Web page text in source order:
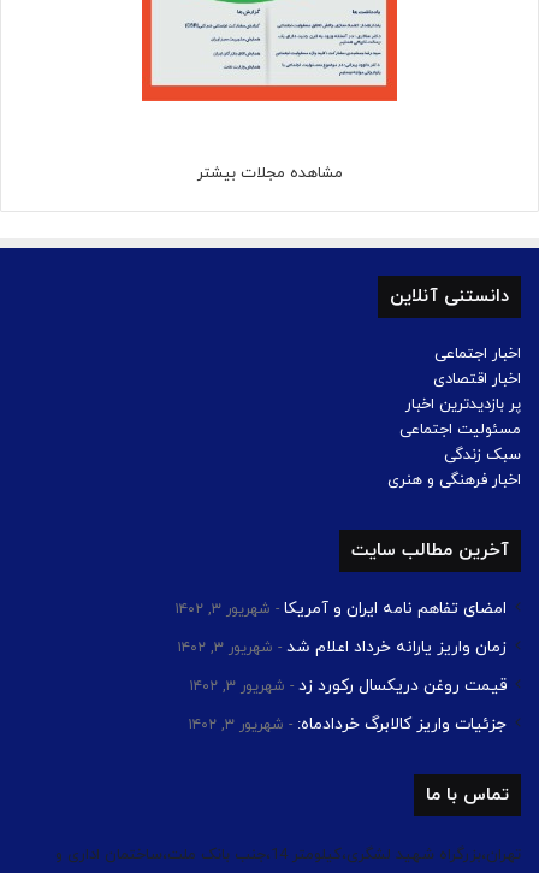
مشاهده مجلات بیشتر
دانستنی آنلاین
اخبار اجتماعی
اخبار اقتصادی
پر بازدیدترین اخبار
مسئولیت اجتماعی
سبک زندگی
اخبار فرهنگی و هنری
آخرین مطالب سایت
امضای تفاهم نامه ایران و آمریکا شهریور ۳, ۱۴۰۲
زمان واریز یارانه خرداد اعلام شد شهریور ۳, ۱۴۰۲
قیمت روغن دریکسال رکورد زد شهریور ۳, ۱۴۰۲
جزئیات واریز کالابرگ خردادماه: شهریور ۳, ۱۴۰۲
تماس با ما
تهران،بزرگراه شهید لشگری،کیلومتر 14،جنب بانک ملت،ساختمان اداری و